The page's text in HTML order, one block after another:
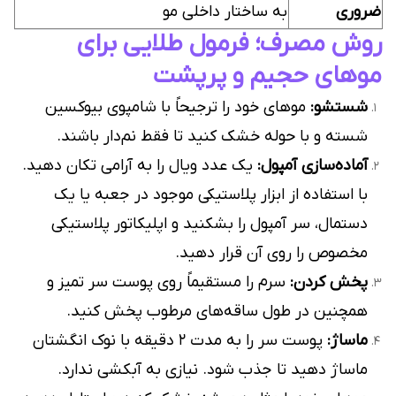
ضروری
به ساختار داخلی مو
روش مصرف؛ فرمول طلایی برای
موهای حجیم و پرپشت
شستشو: موهای خود را ترجیحاً با شامپوی بیوکسین
شسته و با حوله خشک کنید تا فقط نم‌دار باشند.
آماده‌سازی آمپول: یک عدد ویال را به آرامی تکان دهید.
با استفاده از ابزار پلاستیکی موجود در جعبه یا یک
دستمال، سر آمپول را بشکنید و اپلیکاتور پلاستیکی
مخصوص را روی آن قرار دهید.
پخش کردن: سرم را مستقیماً روی پوست سر تمیز و
همچنین در طول ساقه‌های مرطوب پخش کنید.
ماساژ:
پوست سر را به مدت ۲ دقیقه با نوک انگشتان
ماساژ دهید تا جذب شود. نیازی به آبکشی ندارد.